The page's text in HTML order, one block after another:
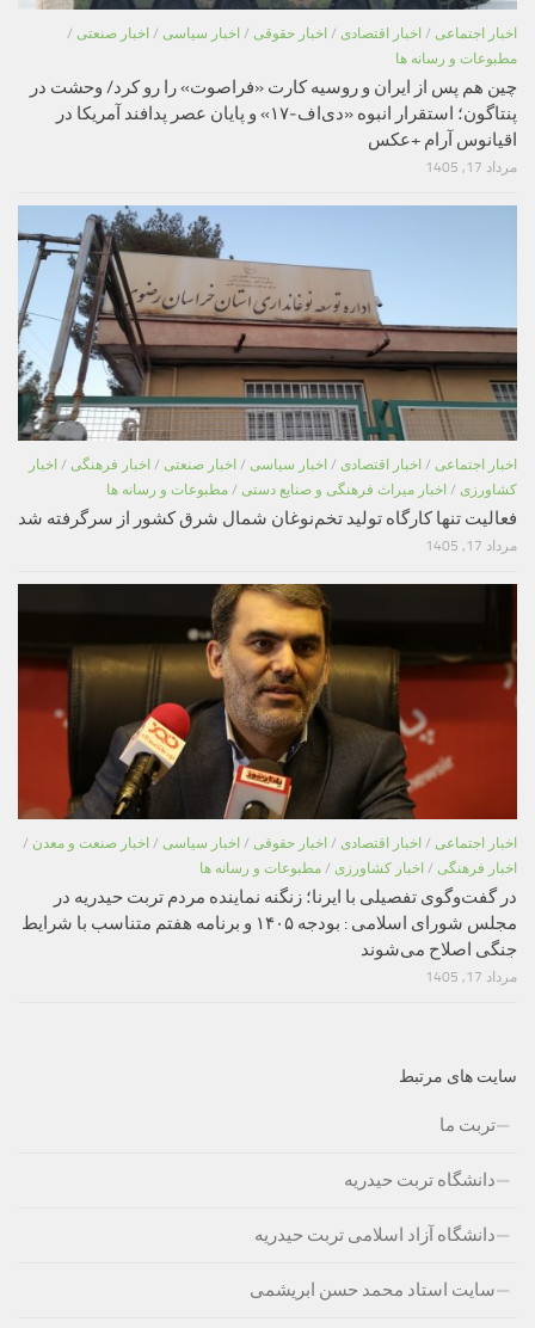
اخبار اجتماعی / اخبار اقتصادی / اخبار حقوقی / اخبار سیاسی / اخبار صنعتی /
مطبوعات و رسانه ها
چین هم پس از ایران و روسیه کارت «فراصوت» را رو کرد/ وحشت در
پنتاگون؛ استقرار انبوه «دی‌اف‑۱۷» و پایان عصر پدافند آمریکا در
اقیانوس آرام +عکس
مرداد 17, 1405
اخبار اجتماعی / اخبار اقتصادی / اخبار سیاسی / اخبار صنعتی / اخبار فرهنگی / اخبار
کشاورزی / اخبار میراث فرهنگی و صنایع دستی / مطبوعات و رسانه ها
فعالیت تنها کارگاه تولید تخم‌نوغان شمال شرق کشور از سرگرفته شد
مرداد 17, 1405
اخبار اجتماعی / اخبار اقتصادی / اخبار حقوقی / اخبار سیاسی / اخبار صنعت و معدن /
اخبار فرهنگی / اخبار کشاورزی / مطبوعات و رسانه ها
در گفت‌وگوی تفصیلی با ایرنا؛ زنگنه نماینده مردم تربت حیدریه در
مجلس شورای اسلامی : بودجه ۱۴۰۵ و برنامه هفتم متناسب با شرایط
جنگی اصلاح می‌شوند
مرداد 17, 1405
سایت های مرتبط
تربت ما
دانشگاه تربت حیدریه
دانشگاه آزاد اسلامی تربت حیدریه
سایت استاد محمد حسن ابریشمی